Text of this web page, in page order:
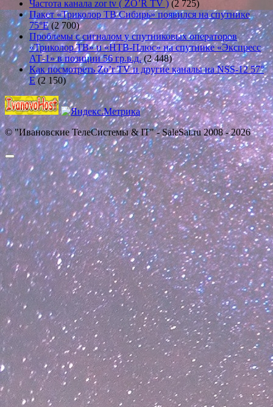
Частота канала zor tv ( ZO’R TV ) (2 725)
Пакет «Триколор ТВ Сибирь» появился на спутнике
75°E (2 700)
Проблемы с сигналом у спутниковых операторов
«Триколор ТВ» и «НТВ-Плюс» на спутнике «Экспресс
АТ-1» в позиции 56 гр.в.д. (2 448)
Как посмотреть Zo’r TV и другие каналы на NSS-12 57°
E (2 150)
© "Ивановские ТелеСистемы & IT" - SaleSat.ru 2008 - 2026
Прокрутить
вверх